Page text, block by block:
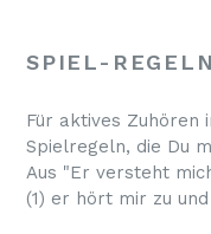
SPIEL-
Für aktives Zuhören
Spielregeln, die Du
Aus "Er versteht
(1) er hört mir zu